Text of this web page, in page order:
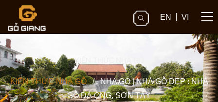
EN VI
KIẾN THỨC NHÀ GỖ
KIẾN THỨC NHÀ GỖ /
NHA GO | NHÀ GỖ ĐẸP : NHÀ
GỖ ĐÁ ONG, SƠN TÂY